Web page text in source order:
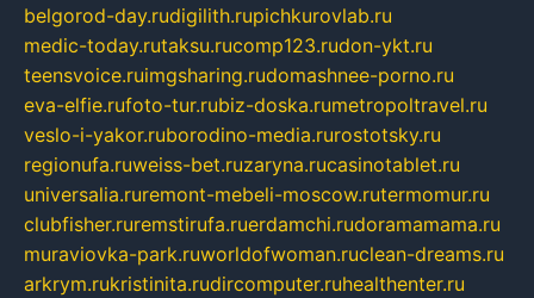
belgorod-day.rudigilith.rupichkurovlab.ru
medic-today.rutaksu.rucomp123.rudon-ykt.ru
teensvoice.ruimgsharing.rudomashnee-porno.ru
eva-elfie.rufoto-tur.rubiz-doska.rumetropoltravel.ru
veslo-i-yakor.ruborodino-media.rurostotsky.ru
regionufa.ruweiss-bet.ruzaryna.rucasinotablet.ru
universalia.ruremont-mebeli-moscow.rutermomur.ru
clubfisher.ruremstirufa.ruerdamchi.rudoramamama.ru
muraviovka-park.ruworldofwoman.ruclean-dreams.ru
arkrym.rukristinita.rudircomputer.ruhealthenter.ru